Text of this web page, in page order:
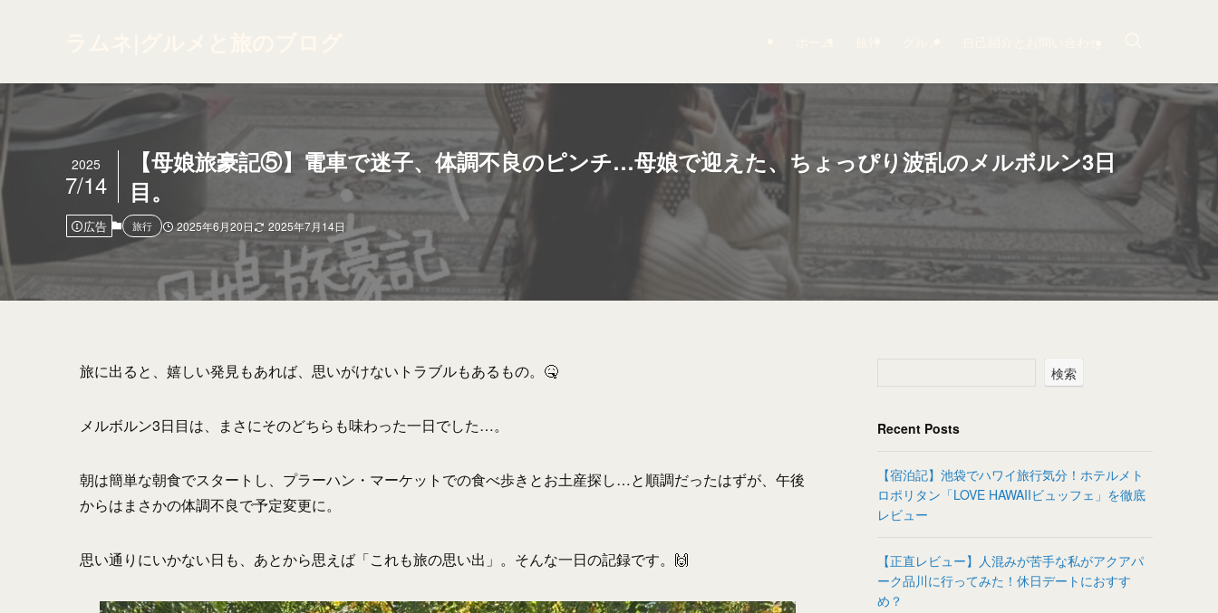
【母娘旅豪記⑤】電車で迷子、体調不良のピンチ…母娘で迎えた、ちょっぴり波乱のメルボルン3日
目。
2025
7/14
広告 旅行 2025年6月20日 2025年7月14日
旅に出ると、嬉しい発見もあれば、思いがけないトラブルもあるもの。🤒
メルボルン3日目は、まさにそのどちらも味わった一日でした…。
朝は簡単な朝食でスタートし、プラーハン・マーケットでの食べ歩きとお土産探し…と順調だったはずが、午後
からはまさかの体調不良で予定変更に。
思い通りにいかない日も、あとから思えば「これも旅の思い出」。そんな一日の記録です。🙌
検索
Recent Posts
【宿泊記】池袋でハワイ旅行気分！ホテルメト
ロポリタン「LOVE HAWAIIビュッフェ」を徹底
レビュー
【正直レビュー】人混みが苦手な私がアクアパ
ーク品川に行ってみた！休日デートにおすす
め？